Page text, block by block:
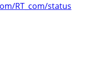
RT_com/status